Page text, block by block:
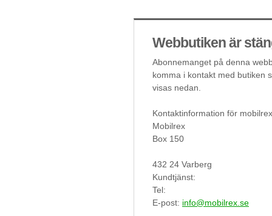
Webbutiken är
Abonnemanget på denna
komma i kontakt med butiken
visas nedan.
Kontaktinformation för mobilrex
Mobilrex
Box 150
432 24 Varberg
Kundtjänst:
Tel:
E-post: info@mobilrex.se